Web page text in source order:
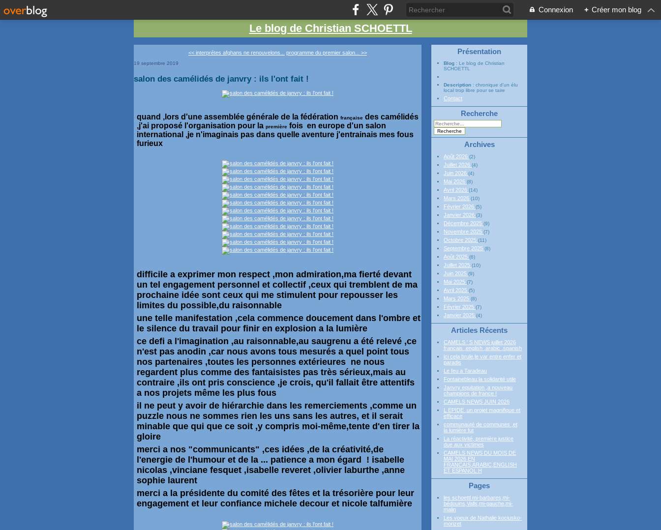
Connexion + Créer mon blog
Le blog de Christian SCHOETTL
<< interprétes afghans ne renouvelons... programme du premier salon... >>
19 septembre 2019
salon des camélidés de janvry : ils l'ont fait !
quand ,lors d'une assemblée générale de la fédération française des camélidés
,j'ai proposé l'organisation pour la première fois en europe d'un salon
international ,je n'imaginais pas dans quelle aventure j'entrainais mes fous
furieux
difficile a exprimer mon respect ,mon admiration,ma fierté devant
un tel engagement personnel et collectif ,ceux qui tremblent de ma
prochaine idée sont ceux qui me stimulent pour repousser les
limites du possible,du raisonnable
une telle manifestation ,cela commence doucement dans l'ombre et
le silence du travail pour finir en explosion a la lumière
ce defi a l'imagination ,au raisonnable,au saugrenu a été relevé ,ce
n'est pas anodin ,car nous avons tous mesurés a quel point tous
nos partenaires ,toutes les personnes extérieures ne nous
regardent plus comme des fantaisistes pas très sérieux,mais au
contraire ,ils ont pris conscience ,je crois, qu'il fallait être attentifs
a nos projets même les plus fous
il ne peut y avoir de hiérarchie dans les remerciements ,comme un
puzzle nous ne sommes rien les uns sans les autres, et il serait
minable que qui que ce soit ,y compris moi-même,tente d'en tirer la
gloire
merci a nos "communicants" ,ces idées ,de la créativité,de
l'energie de l'humour et de la ... patience a mon égard ! isabelle
nicolas ,vinciane fesquet ,isabelle reveret ,olivier laburthe ,anne
sophie laurent
merci a la présidente du comité des fêtes et la trésorière pour leur
engagement et leur confiance michele decour et nicole talfumière
Présentation
Blog : Le blog de Christian
SCHOETTL
Description : chronique d'un élu
local trop libre pour se taire
Contact
Recherche
Archives
Août 2026 (2)
Juillet 2026 (4)
Juin 2026 (4)
Mai 2026 (8)
Avril 2026 (14)
Mars 2026 (10)
Février 2026 (5)
Janvier 2026 (3)
Décembre 2025 (9)
Novembre 2025 (7)
Octobre 2025 (11)
Septembre 2025 (8)
Août 2025 (6)
Juillet 2025 (10)
Juin 2025 (9)
Mai 2025 (7)
Avril 2025 (5)
Mars 2025 (8)
Février 2025 (7)
Janvier 2025 (4)
Articles Récents
CAMELS ' S NEWS juillet 2026
francais ,english ,arabic ,spanish
ici cela brule,le var entre enfer et
paradis
Le feu a Taradeau
Fontainebleau,la solidarité utile
Janvry equitation ,a nouveau
champions de france !
CAMELS NEWS JUIN 2026
L EPIDE ,un projet magnifique et
efficace
communauté de communes ,et
la lumière fut
La réactivité, première justice
due aux victimes
CAMELS NEWS DU MOIS DE
MAI 2026 EN
FRANCAIS,ARABIC,ENGLISH
ET ESPANOL H
Pages
les schoettl mi-barbares,mi-
bédouins,Valls,mi-gauche,mi-
malin
Les voeux de Nathalie kociusko-
morizet